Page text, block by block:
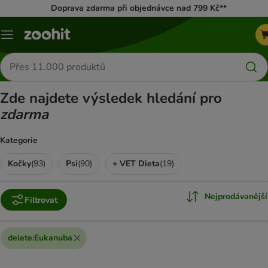
Doprava zdarma při objednávce nad 799 Kč**
Menu
Hledat
produkty
Zde najdete výsledek hledání pro
zdarma
Kategorie
Kočky(93) Psi(90) + VET Dieta(19)
Filtrovat Nejprodávanější
delete:Eukanuba